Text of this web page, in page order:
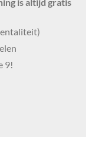
9!